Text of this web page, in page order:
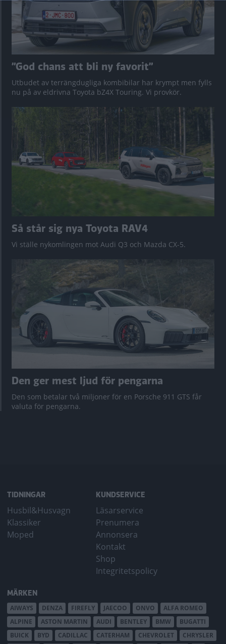
”God chans att bli ny favorit”
Utbudet av terrängdugliga kombibilar har krympt men fylls
nu på av eldrivna Toyota bZ4X Touring. Vi provkör.
Så står sig nya Toyota RAV4
Vi ställe nykomlingen mot Audi Q3 och Mazda CX-5.
Den ger mest ljud för pengarna
Den som betalar två miljoner för en Porsche 911 GTS får
valuta för pengarna.
TIDNINGAR
Husbil&Husvagn
Klassiker
Moped
KUNDSERVICE
Läsarservice
Prenumera
Annonsera
Kontakt
Shop
Integritetspolicy
MÄRKEN
AIWAYS DENZA FIREFLY JAECOO ONVO
ALFA ROMEO
ALPINE
ASTON MARTIN AUDI BENTLEY BMW
BUGATTI
BUICK
BYD CADILLAC CATERHAM CHEVROLET CHRYSLER